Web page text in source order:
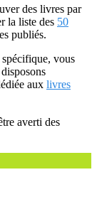
des livres par
la liste des 50
publiés.
vous
aux livres
averti des